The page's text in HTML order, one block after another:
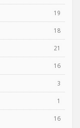
19
18
21
16
3
1
16